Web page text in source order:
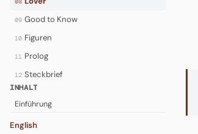
09 Good to Know
10 Figuren
11 Prolog
12 Steckbrief
INHALT
Einführung
English